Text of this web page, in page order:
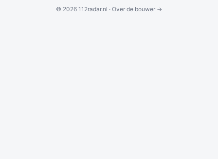
© 2026 112radar.nl · Over de bouwer →